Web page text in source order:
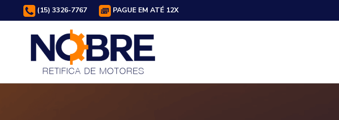
(15) 3326-7767 PAGUE EM ATÉ 12X